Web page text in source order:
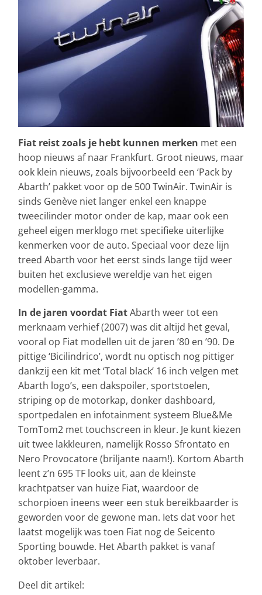
Fiat reist zoals je hebt kunnen merken met een
hoop nieuws af naar Frankfurt. Groot nieuws, maar
ook klein nieuws, zoals bijvoorbeeld een ‘Pack by
Abarth’ pakket voor op de 500 TwinAir. TwinAir is
sinds Genève niet langer enkel een knappe
tweecilinder motor onder de kap, maar ook een
geheel eigen merklogo met specifieke uiterlijke
kenmerken voor de auto. Speciaal voor deze lijn
treed Abarth voor het eerst sinds lange tijd weer
buiten het exclusieve wereldje van het eigen
modellen-gamma.
In de jaren voordat FiatAbarth weer tot een
merknaam verhief (2007) was dit altijd het geval,
vooral op Fiat modellen uit de jaren ’80 en ’90. De
pittige ‘Bicilindrico’, wordt nu optisch nog pittiger
dankzij een kit met ‘Total black’ 16 inch velgen met
Abarth logo’s, een dakspoiler, sportstoelen,
striping op de motorkap, donker dashboard,
sportpedalen en infotainment systeem Blue&Me
TomTom2 met touchscreen in kleur. Je kunt kiezen
uit twee lakkleuren, namelijk Rosso Sfrontato en
Nero Provocatore (briljante naam!). Kortom Abarth
leent z’n 695 TF looks uit, aan de kleinste
krachtpatser van huize Fiat, waardoor de
schorpioen ineens weer een stuk bereikbaarder is
geworden voor de gewone man. Iets dat voor het
laatst mogelijk was toen Fiat nog de Seicento
Sporting bouwde. Het Abarth pakket is vanaf
oktober leverbaar.
Deel dit artikel: